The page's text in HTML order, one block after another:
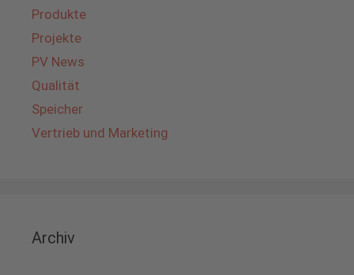
Produkte
Projekte
PV News
Qualität
Speicher
Vertrieb und Marketing
Archiv